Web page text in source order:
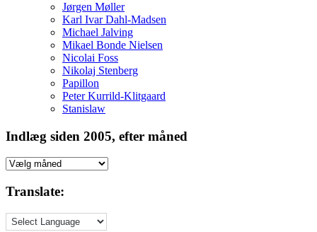
Jørgen Møller
Karl Ivar Dahl-Madsen
Michael Jalving
Mikael Bonde Nielsen
Nicolai Foss
Nikolaj Stenberg
Papillon
Peter Kurrild-Klitgaard
Stanislaw
Indlæg siden 2005, efter måned
Indlæg
2005,
måned
Translate: